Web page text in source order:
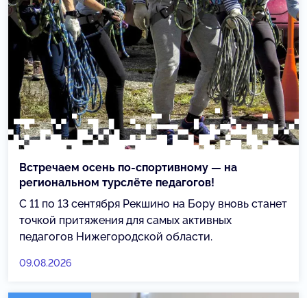
Встречаем осень по-спортивному — на
региональном турслёте педагогов!
С 11 по 13 сентября Рекшино на Бору вновь станет
точкой притяжения для самых активных
педагогов Нижегородской области.
09.08.2026